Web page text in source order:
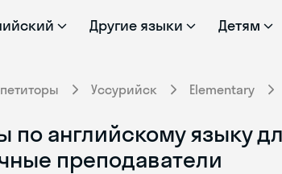
Другие языки Детям
Уссурийск Elementary
по английскому языку
преподаватели